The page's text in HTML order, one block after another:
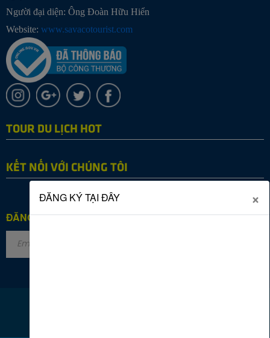
Người đại diện: Ông Đoàn Hữu Hiển
Website: www.savacotourist.com
TOUR DU LỊCH HOT
KẾT NỐI VỚI CHÚNG TÔI
ĐĂNG KÝ NHẬN TIN
ĐĂNG KÝ TẠI ĐÂY ×